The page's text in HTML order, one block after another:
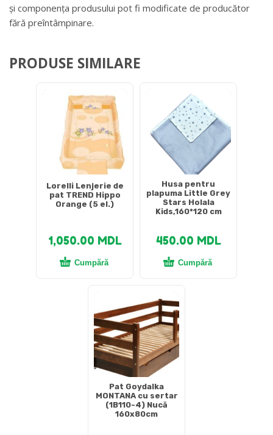
și componența produsului pot fi modificate de producător
fără preîntâmpinare.
PRODUSE SIMILARE
Lorelli Lenjerie de
pat TREND Hippo
Orange (5 el.)
1,050.00 MDL
Cumpără
Husa pentru
plapuma Little Grey
Stars Holala
Kids,160*120 cm
450.00 MDL
Cumpără
Pat Goydalka
MONTANA cu sertar
(1B110-4) Nucă
160x80cm